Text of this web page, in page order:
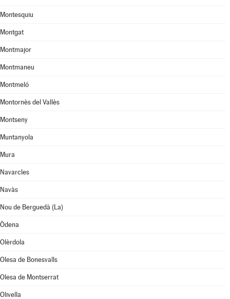
Montesquiu
Montgat
Montmajor
Montmaneu
Montmeló
Montornès del Vallès
Montseny
Muntanyola
Mura
Navarcles
Navàs
Nou de Berguedà (La)
Òdena
Olèrdola
Olesa de Bonesvalls
Olesa de Montserrat
Olivella